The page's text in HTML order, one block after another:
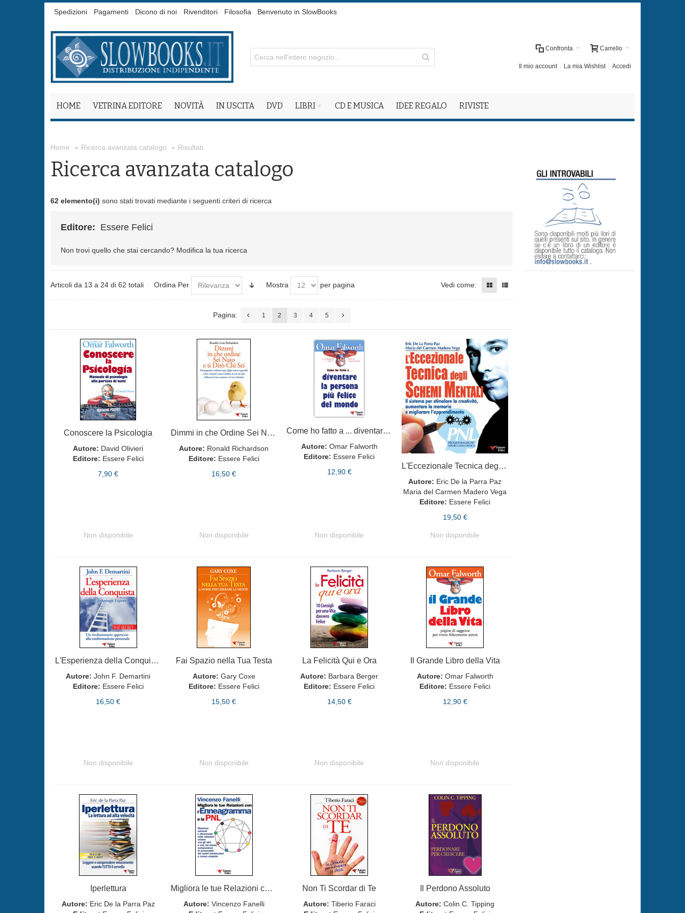
Spedizioni Pagamenti Dicono di noi Rivenditori Filosofia Benvenuto in SlowBooks
Carrello
Confronta
Il mio account La mia Wishlist Accedi
HOME VETRINA EDITORE NOVITÀ IN USCITA DVD LIBRI CD E MUSICA IDEE REGALO RIVISTE
Home Ricerca avanzata catalogo Risultati
Ricerca avanzata catalogo
62 elemento(i) sono stati trovati mediante i seguenti criteri di ricerca
Editore: Essere Felici
Non trovi quello che stai cercando? Modifica la tua ricerca
Articoli da 13 a 24 di 62 totali Ordina Per Mostra per pagina Vedi come:
Pagina: 1 2 3 4 5
Conoscere la Psicologia
Autore: David Olivieri
Editore: Essere Felici
7,90 €
Non disponibile
Dimmi in che Ordine Sei Nato e ti Dirò chi Sei
Autore: Ronald Richardson
Editore: Essere Felici
16,50 €
Non disponibile
Come ho fatto a ... diventare la persona più felice del mondo
Autore: Omar Falworth
Editore: Essere Felici
12,90 €
Non disponibile
L'Eccezionale Tecnica degli Schemi Mentali
Autore: Eric De la Parra Paz
Maria del Carmen Madero Vega
Editore: Essere Felici
19,50 €
Non disponibile
L'Esperienza della Conquista
Autore: John F. Demartini
Editore: Essere Felici
16,50 €
Non disponibile
Fai Spazio nella Tua Testa
Autore: Gary Coxe
Editore: Essere Felici
15,50 €
Non disponibile
La Felicità Qui e Ora
Autore: Barbara Berger
Editore: Essere Felici
14,50 €
Non disponibile
Il Grande Libro della Vita
Autore: Omar Falworth
Editore: Essere Felici
12,90 €
Non disponibile
Iperlettura
Autore: Eric De la Parra Paz
Migliora le tue Relazioni con l'Enneagramma e la PNL
Autore: Vincenzo Fanelli
Non Ti Scordar di Te
Autore: Tiberio Faraci
Il Perdono Assoluto
Autore: Colin C. Tipping